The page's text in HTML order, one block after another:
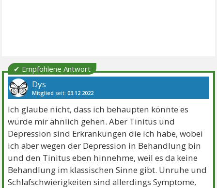
✔ Empfohlene Antwort
Dys
Mitglied seit:03.12.2022
Ich glaube nicht, dass ich behaupten könnte es
würde mir ähnlich gehen. Aber Tinitus und
Depression sind Erkrankungen die ich habe, wobei
ich aber wegen der Depression in Behandlung bin
und den Tinitus eben hinnehme, weil es da keine
Behandlung im klassischen Sinne gibt. Unruhe und
Schlafschwierigkeiten sind allerdings Symptome,